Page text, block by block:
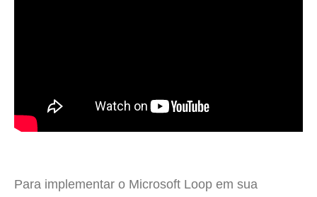
Para implementar o Microsoft Loop em sua